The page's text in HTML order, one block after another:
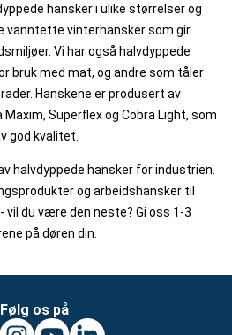
hansker i ulike størrelser og
vanntette vinterhansker som gir
Vi har også halvdyppede
bruk med mat, og andre som tåler
Hanskene er produsert av
Maxim, Superflex og Cobra Light, som
god kvalitet.
halvdyppede hansker for industrien.
og arbeidshansker til
vil du være den neste? Gi oss 1-3
på døren din.
Følg os på